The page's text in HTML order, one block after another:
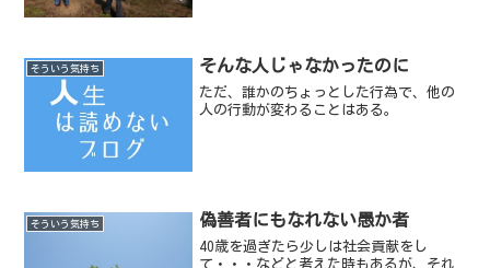
自分を演じている人...
そういう気持ち そんな人じゃなかったのに
ただ、誰かのちょっとした行為で、他の
人の行動が変わることはある。
そういう気持ち 偽善者にもなれない愚か者
40歳を過ぎたら少しは社会貢献をし
て・・・などと考えた時もあるが、それ